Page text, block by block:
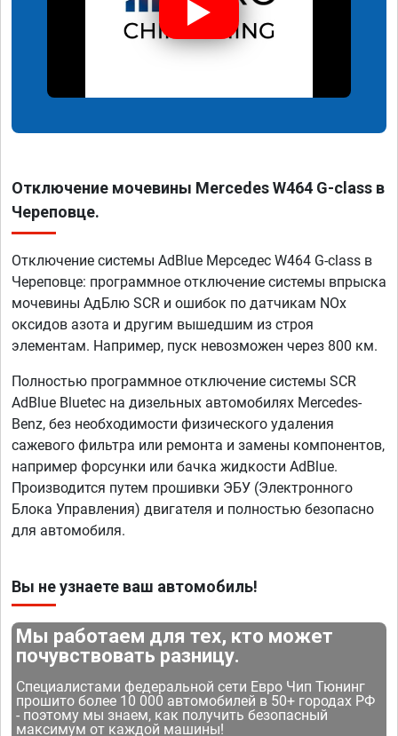
Отключение мочевины Mercedes W464 G-class в
Череповце.
Отключение системы AdBlue Мерседес W464 G-class в
Череповце: программное отключение системы впрыска
мочевины АдБлю SCR и ошибок по датчикам NOx
оксидов азота и другим вышедшим из строя
элементам. Например, пуск невозможен через 800 км.
Полностью программное отключение системы SCR
AdBlue Bluetec на дизельных автомобилях Mercedes-
Benz, без необходимости физического удаления
сажевого фильтра или ремонта и замены компонентов,
например форсунки или бачка жидкости AdBlue.
Производится путем прошивки ЭБУ (Электронного
Блока Управления) двигателя и полностью безопасно
для автомобиля.
Вы не узнаете ваш автомобиль!
Мы работаем для тех, кто может
почувствовать разницу.
Специалистами федеральной сети Евро Чип Тюнинг
прошито более 10 000 автомобилей в 50+ городах РФ
- поэтому мы знаем, как получить безопасный
максимум от каждой машины!